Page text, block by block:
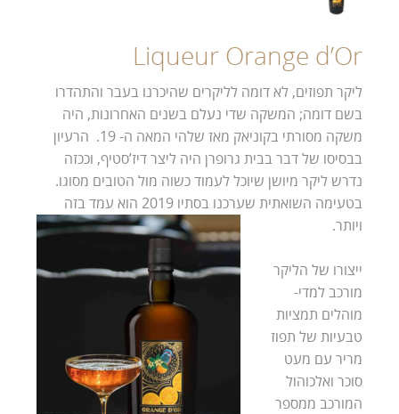
Liqueur Orange d’Or
ליקר תפוזים, לא דומה לליקרים שהיכרנו בעבר והתהדרו
בשם דומה; המשקה שדי נעלם בשנים האחרונות, היה
משקה מסורתי בקוניאק מאז שלהי המאה ה- 19. הרעיון
בבסיסו של דבר בבית גרופרן היה ליצר דיז’סטיף, וככזה
נדרש ליקר מיושן שיוכל לעמוד כשוה מול הטובים מסוגו.
בטעימה השואתית שערכנו בסתיו 2019
הוא עמד בזה
ויותר.
ייצורו של הליקר
מורכב למדי-
מוהלים תמציות
טבעיות של תפוז
מריר עם מעט
סוכר ואלכוהול
המורכב ממספר